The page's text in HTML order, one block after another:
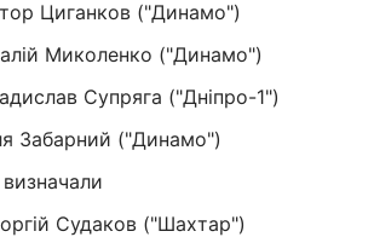
Циганков ("Динамо")
Миколенко ("Динамо")
Супряга ("Дніпро-1")
Забарний ("Динамо")
Судаков ("Шахтар")